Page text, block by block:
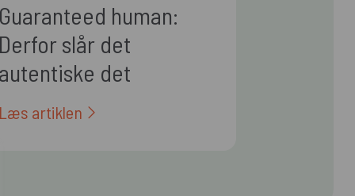
human:
slår det
det
i 2026
artiklen